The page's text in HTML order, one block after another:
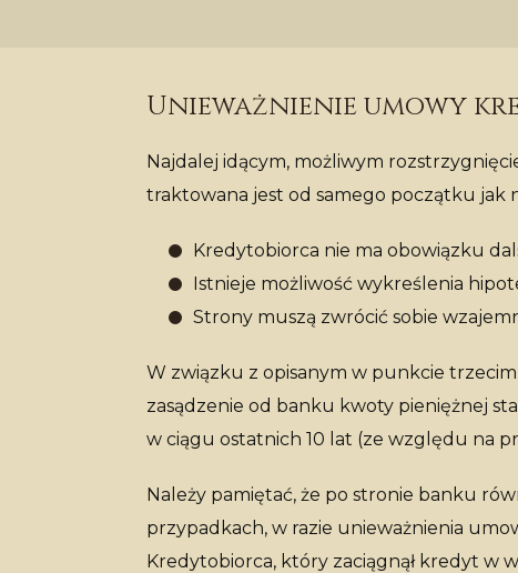
Unieważnienie umowy
Najdalej idącym, możliwym
traktowana jest od samego początku jak
Kredytobiorca nie ma obowiązku
Istnieje możliwość wykreślenia
Strony muszą zwrócić sobie
W związku z opisanym w punkcie
zasądzenie od banku kwoty pieniężnej
w ciągu ostatnich 10 lat (ze względu na
Należy pamiętać, że po stronie banku
przypadkach, w razie unieważnienia
Kredytobiorca, który zaciągnął kredyt w